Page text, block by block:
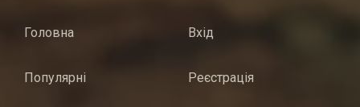
Головна
Популярні
Вхід
Реєстрація